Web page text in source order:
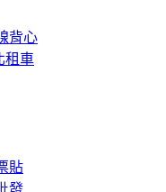
背心
租車
貼
發